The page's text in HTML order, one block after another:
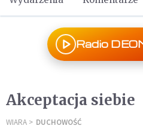
Radio
Akceptacja siebie
WIARA DUCHOWOŚĆ